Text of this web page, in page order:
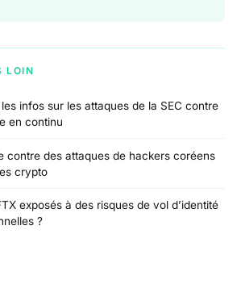
LOIN
infos sur les attaques de la SEC contre
en continu
contre des attaques de hackers coréens
crypto
exposés à des risques de vol d’identité
?